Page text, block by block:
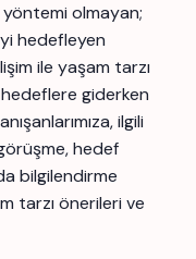
olmayan;
hedefleyen
ile yaşam tarzı
hedeflere giderken
ilgili
hedef
bilgilendirme
tarzı önerileri ve